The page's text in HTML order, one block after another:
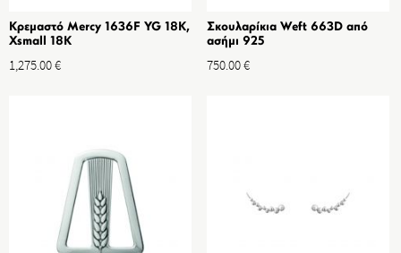
Κρεμαστό Mercy 1636F YG 18K,
Xsmall 18K
1,275.00€
Σκουλαρίκια Weft 663D από
ασήμι 925
750.00€